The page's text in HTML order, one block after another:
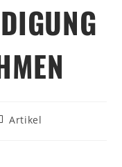
Artikel